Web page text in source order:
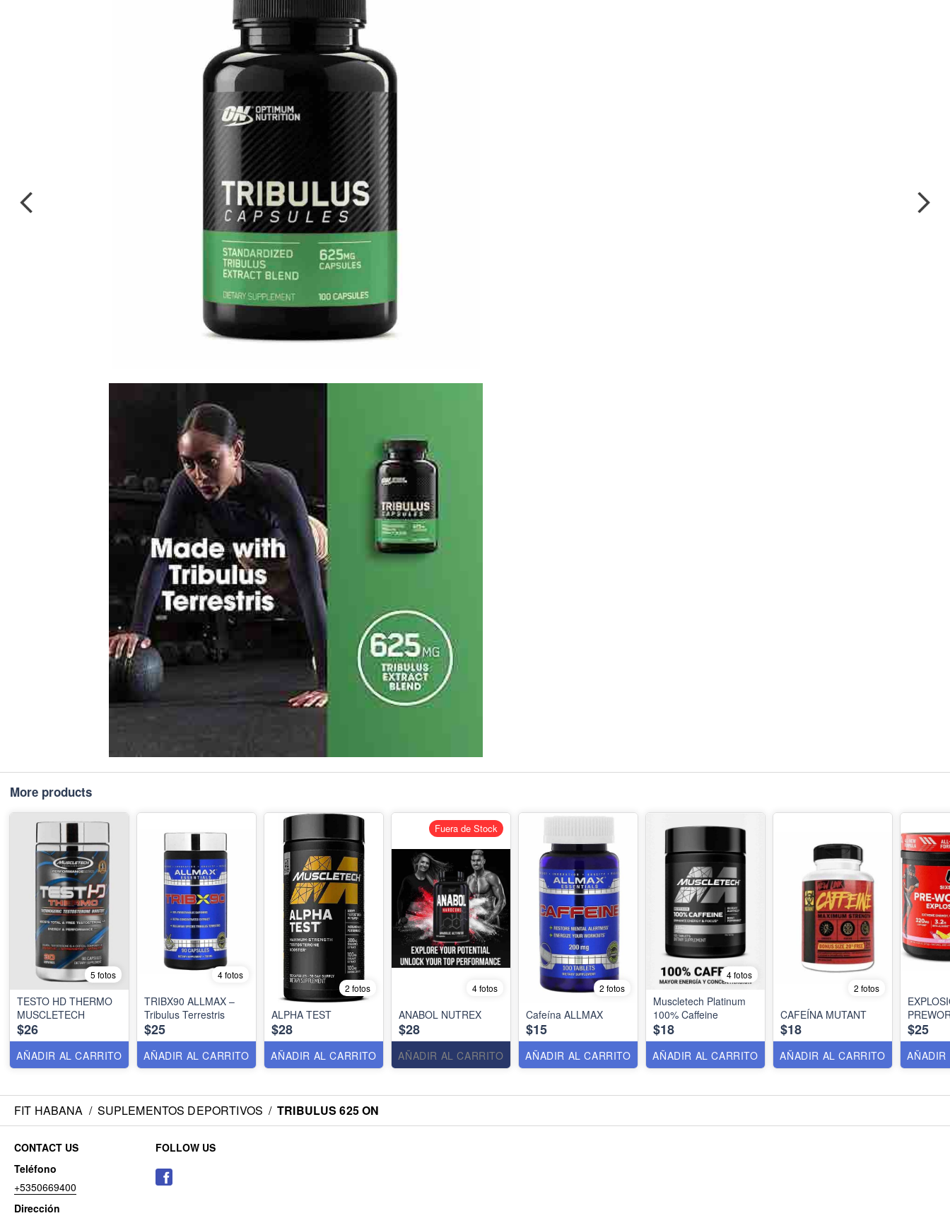
More products
5 fotos
TESTO HD THERMO
MUSCLETECH
$26
AÑADIR AL CARRITO
4 fotos
TRIBX90 ALLMAX –
Tribulus Terrestris
$25
AÑADIR AL CARRITO
2 fotos
ALPHA TEST
$28
AÑADIR AL CARRITO
4 fotos
ANABOL NUTREX
$28
AÑADIR AL CARRITO
Fuera de Stock
2 fotos
Cafeína ALLMAX
$15
AÑADIR AL CARRITO
4 fotos
Muscletech Platinum
100% Caffeine
$18
AÑADIR AL CARRITO
2 fotos
CAFEÍNA MUTANT
$18
AÑADIR AL CARRITO
$25
AÑADIR
FIT HABANA / SUPLEMENTOS DEPORTIVOS / TRIBULUS 625 ON
CONTACT US
Teléfono
+5350669400
Dirección
FOLLOW US